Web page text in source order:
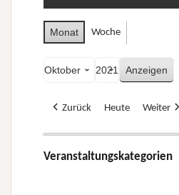
Monat Woche
Zurück Heute Weiter
Veranstaltungskategorien